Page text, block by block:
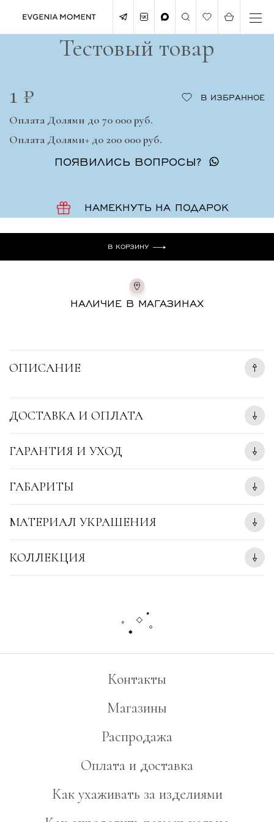
Тестовый товар
1 ₽
В ИЗБРАННОЕ
Оплата Долями до 70 000 руб.
Оплата Долями+ до 200 000 руб.
ПОЯВИЛИСЬ ВОПРОСЫ?
НАМЕКНУТЬ НА ПОДАРОК
В КОРЗИНУ
НАЛИЧИЕ В МАГАЗИНАХ
ОПИСАНИЕ
ДОСТАВКА И ОПЛАТА
ГАРАНТИЯ И УХОД
ГАБАРИТЫ
МАТЕРИАЛ УКРАШЕНИЯ
КОЛЛЕКЦИЯ
Контакты
Магазины
Распродажа
Оплата и доставка
Как ухаживать за изделиями